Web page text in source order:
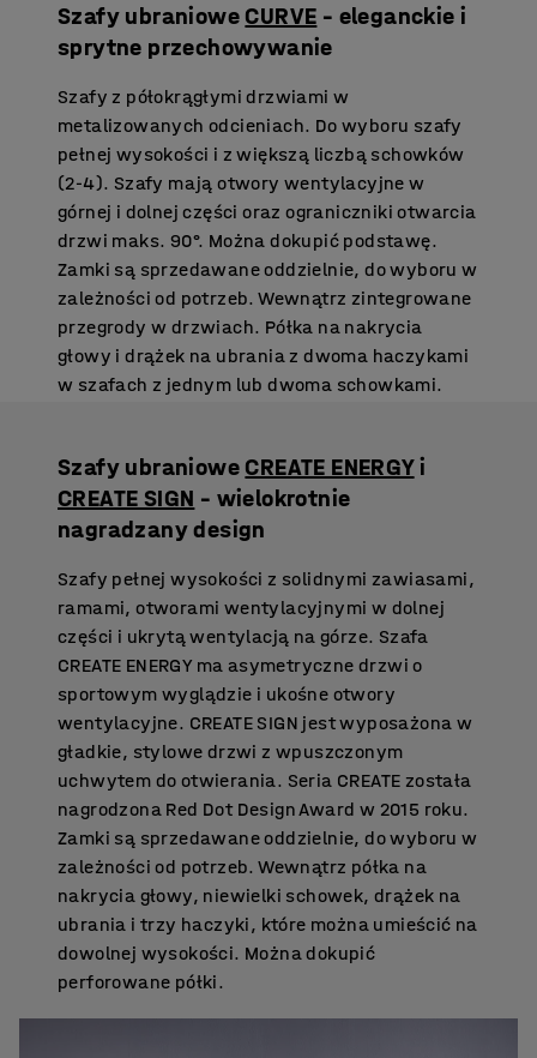
Szafy ubraniowe CURVE – eleganckie i
sprytne przechowywanie
Szafy z półokrągłymi drzwiami w
metalizowanych odcieniach. Do wyboru szafy
pełnej wysokości i z większą liczbą schowków
(2-4). Szafy mają otwory wentylacyjne w
górnej i dolnej części oraz ograniczniki otwarcia
drzwi maks. 90°. Można dokupić podstawę.
Zamki są sprzedawane oddzielnie, do wyboru w
zależności od potrzeb. Wewnątrz zintegrowane
przegrody w drzwiach. Półka na nakrycia
głowy i drążek na ubrania z dwoma haczykami
w szafach z jednym lub dwoma schowkami.
Szafy ubraniowe CREATE ENERGYi
CREATE SIGN – wielokrotnie
nagradzany design
Szafy pełnej wysokości z solidnymi zawiasami,
ramami, otworami wentylacyjnymi w dolnej
części i ukrytą wentylacją na górze. Szafa
CREATE ENERGY ma asymetryczne drzwi o
sportowym wyglądzie i ukośne otwory
wentylacyjne. CREATE SIGN jest wyposażona w
gładkie, stylowe drzwi z wpuszczonym
uchwytem do otwierania. Seria CREATE została
nagrodzona Red Dot Design Award w 2015 roku.
Zamki są sprzedawane oddzielnie, do wyboru w
zależności od potrzeb. Wewnątrz półka na
nakrycia głowy, niewielki schowek, drążek na
ubrania i trzy haczyki, które można umieścić na
dowolnej wysokości. Można dokupić
perforowane półki.